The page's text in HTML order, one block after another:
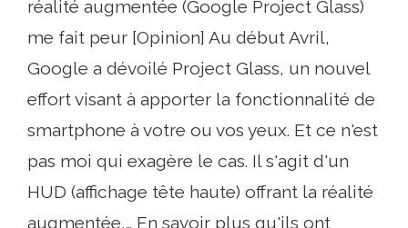
réalité augmentée (Google Project Glass)
me fait peur [Opinion] Au début Avril,
Google a dévoilé Project Glass, un nouvel
effort visant à apporter la fonctionnalité de
smartphone à votre ou vos yeux. Et ce n'est
pas moi qui exagère le cas. Il s'agit d'un
HUD (affichage tête haute) offrant la réalité
augmentée,… En savoir plus qu'ils ont